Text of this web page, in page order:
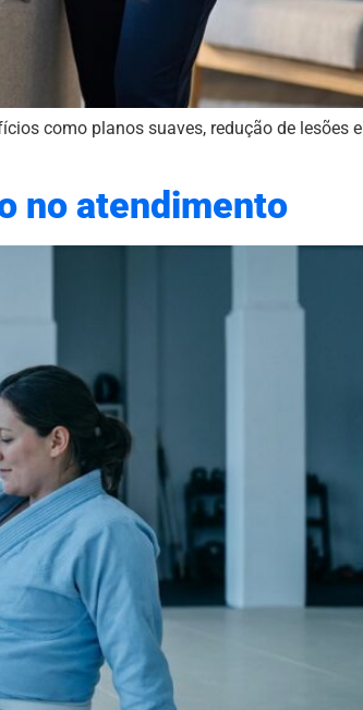
como planos suaves, redução de lesões e
no atendimento